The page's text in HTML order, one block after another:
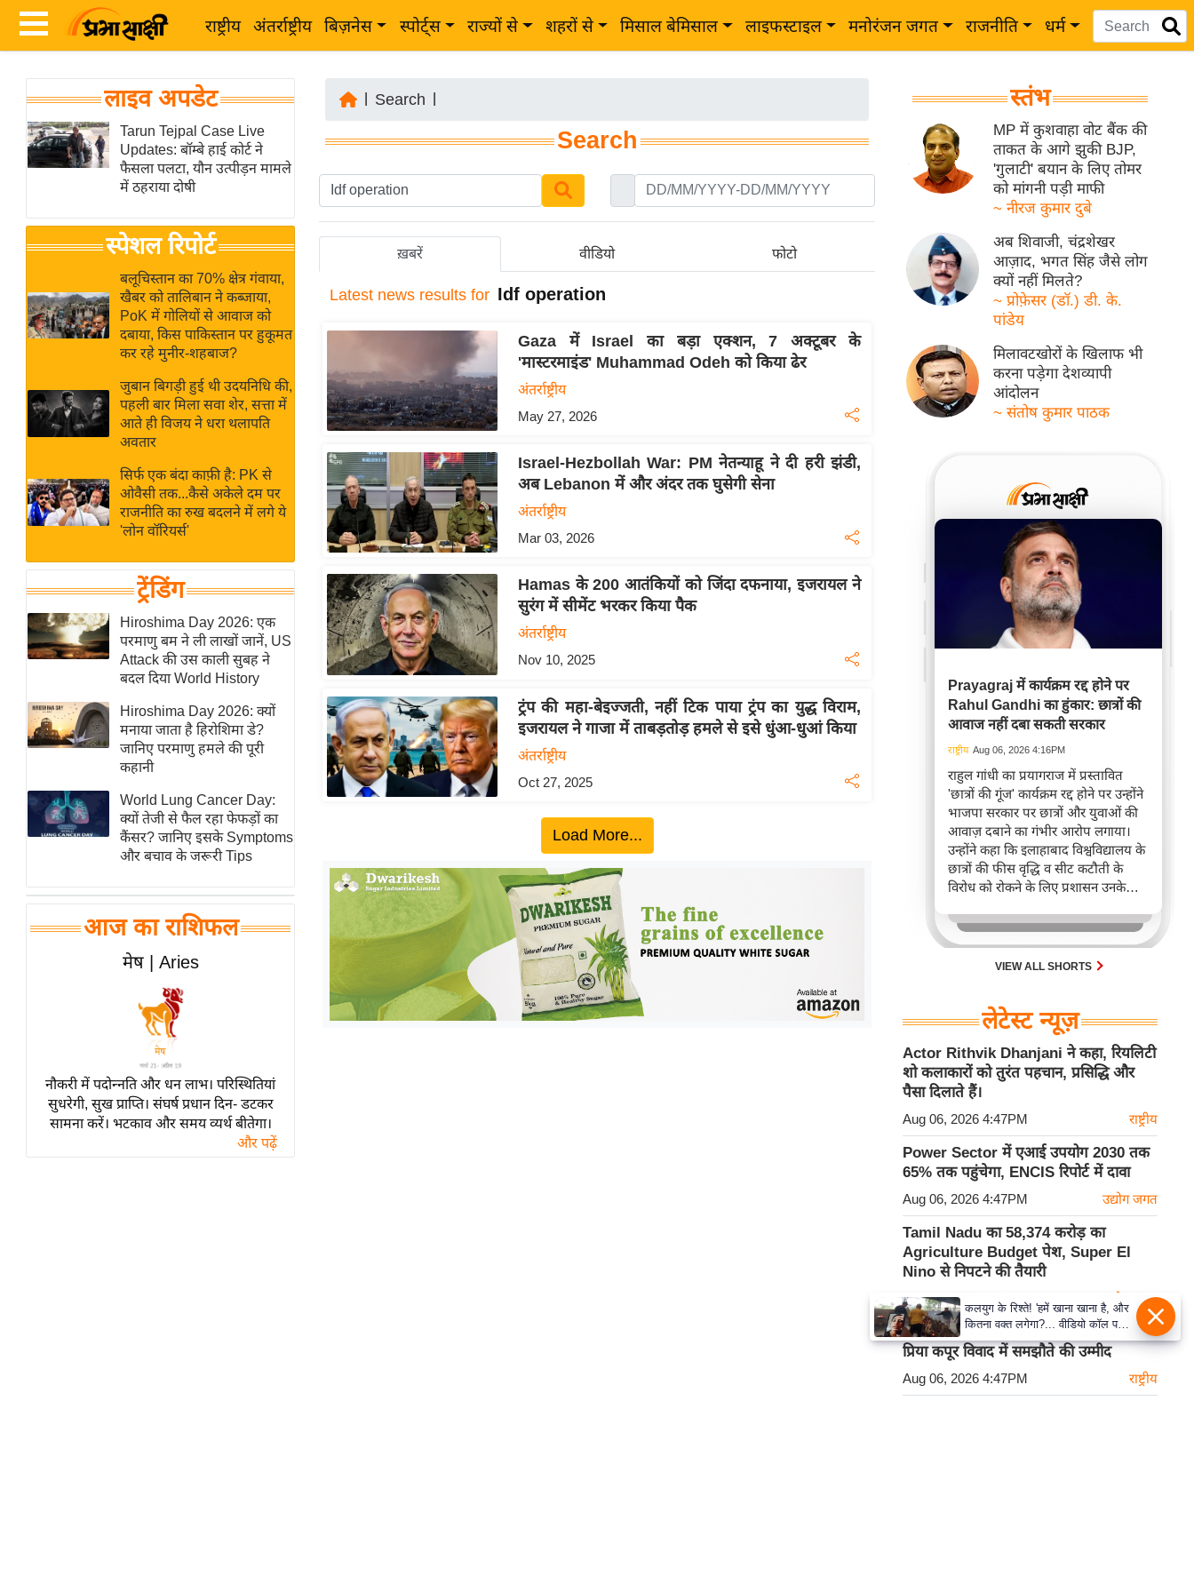
राष्ट्रीय अंतर्राष्ट्रीय बिज़नेस स्पोर्ट्स राज्यों से शहरों से मिसाल बेमिसाल लाइफस्टाइल मनोरंजन जगत राजनीति धर्म
Latest
News
in
Hindi
News
Live
Breaking
News in
Hindi
News
Hindi
Videos
ता
ख
ब
राष्ट्रीय
अंतर्राष्ट्रीय
उद्योग
जगत
बजट
खेल
IPL
2026
ई-पेपर
मिसाल बेमिसाल
शख्सियत
यंग इंडिया
साहित्य जगत
ऑटो वर्ल्ड
न्यूज ब्रीफ
मनोरंजन जगत
हॉलीवुड
फिल्म समीक्षा
Breaking
News
लाइफस्टाइल
ब्यूटी/फैशन
पर्यटन स्थल
फिटनेस मंत्रा
रिलेशनशिप
राजनीति
समसामयिक
लाइव अपडेट
Tarun Tejpal Case Live
Updates: बॉम्बे हाई कोर्ट ने
फैसला पलटा, यौन उत्पीड़न मामले
में ठहराया दोषी
स्पेशल रिपोर्ट
बलूचिस्तान का 70% क्षेत्र गंवाया,
खैबर को तालिबान ने कब्जाया,
PoK में गोलियों से आवाज को
दबाया, किस पाकिस्तान पर हुकूमत
कर रहे मुनीर-शहबाज?
जुबान बिगड़ी हुई थी उदयनिधि की,
पहली बार मिला सवा शेर, सत्ता में
आते ही विजय ने धरा थलापति
अवतार
सिर्फ एक बंदा काफ़ी है: PK से
ओवैसी तक...कैसे अकेले दम पर
राजनीति का रुख बदलने में लगे ये
'लोन वॉरियर्स'
ट्रेंडिंग
Hiroshima Day 2026: एक
परमाणु बम ने ली लाखों जानें, US
Attack की उस काली सुबह ने
बदल दिया World History
Hiroshima Day 2026: क्यों
मनाया जाता है हिरोशिमा डे?
जानिए परमाणु हमले की पूरी
कहानी
World Lung Cancer Day:
क्यों तेजी से फैल रहा फेफड़ों का
कैंसर? जानिए इसके Symptoms
और बचाव के जरूरी Tips
आज का राशिफल
मेष | Aries
नौकरी में पदोन्नति और धन लाभ। परिस्थितियां
सुधरेगी, सुख प्राप्ति। संघर्ष प्रधान दिन- डटकर
सामना करें। भटकाव और समय व्यर्थ बीतेगा।
और पढ़ें
Search
Search
ख़बरें वीडियो फोटो
Latest news results for Idf operation
Gaza में Israel का बड़ा एक्शन, 7 अक्टूबर के
'मास्टरमाइंड' Muhammad Odeh को किया ढेर
अंतर्राष्ट्रीय
May 27, 2026
Israel-Hezbollah War: PM नेतन्याहू ने दी हरी झंडी,
अब Lebanon में और अंदर तक घुसेगी सेना
अंतर्राष्ट्रीय
Mar 03, 2026
Hamas के 200 आतंकियों को जिंदा दफनाया, इजरायल ने
सुरंग में सीमेंट भरकर किया पैक
अंतर्राष्ट्रीय
Nov 10, 2025
ट्रंप की महा-बेइज्जती, नहीं टिक पाया ट्रंप का युद्ध विराम,
इजरायल ने गाजा में ताबड़तोड़ हमले से इसे धुंआ-धुआं किया
अंतर्राष्ट्रीय
Oct 27, 2025
Load More...
स्तंभ
MP में कुशवाहा वोट बैंक की
ताकत के आगे झुकी BJP,
'गुलाटी' बयान के लिए तोमर
को मांगनी पड़ी माफी
~ नीरज कुमार दुबे
अब शिवाजी, चंद्रशेखर
आज़ाद, भगत सिंह जैसे लोग
क्यों नहीं मिलते?
~ प्रोफ़ेसर (डॉ.) डी. के.
पांडेय
मिलावटखोरों के खिलाफ भी
करना पड़ेगा देशव्यापी
आंदोलन
~ संतोष कुमार पाठक
Prayagraj में कार्यक्रम रद्द होने पर
Rahul Gandhi का हुंकार: छात्रों की
आवाज नहीं दबा सकती सरकार
राष्ट्रीय Aug 06, 2026 4:16PM
राहुल गांधी का प्रयागराज में प्रस्तावित
'छात्रों की गूंज' कार्यक्रम रद्द होने पर उन्होंने
भाजपा सरकार पर छात्रों और युवाओं की
आवाज़ दबाने का गंभीर आरोप लगाया।
उन्होंने कहा कि इलाहाबाद विश्वविद्यालय के
छात्रों की फीस वृद्धि व सीट कटौती के
विरोध को रोकने के लिए प्रशासन उनके
के साथ खड़े रहेंगे।
VIEW ALL SHORTS
लेटेस्ट न्यूज़
Actor Rithvik Dhanjani ने कहा, रियलिटी
शो कलाकारों को तुरंत पहचान, प्रसिद्धि और
पैसा दिलाते हैं।
Aug 06, 2026 4:47PM राष्ट्रीय
Power Sector में एआई उपयोग 2030 तक
65% तक पहुंचेगा, ENCIS रिपोर्ट में दावा
Aug 06, 2026 4:47PM उद्योग जगत
Tamil Nadu का 58,374 करोड़ का
Agriculture Budget पेश, Super El
Nino से निपटने की तैयारी
Aug 06, 2026 4:47PM उद्योग जगत
Supreme Court को Rani Kapoor और
प्रिया कपूर विवाद में समझौते की उम्मीद
Aug 06, 2026 4:47PM राष्ट्रीय
कलयुग के रिश्ते! 'हमें खाना खाना है, और
कितना वक्त लगेगा?... वीडियो कॉल पर
पिता का अंतिम संस्कार देख रही बेटी के
शब्द! 5100 रुपये देकर निभाया फर्ज!